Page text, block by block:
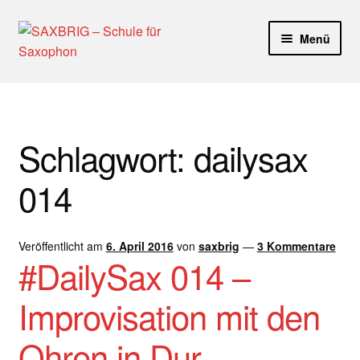
Zur
Navigation
Zum
Inhalt
Menü
Aktuelle Blog Artikel
ANMELDUNG
Dankeschön – Impro Basic Downloads (Youtube)
Datenschutz
Disclaimer
Schlagwort: dailysax
014
Veröffentlicht am 6. April 2016 von saxbrig — 3 Kommentare
#DailySax 014 –
Improvisation mit den